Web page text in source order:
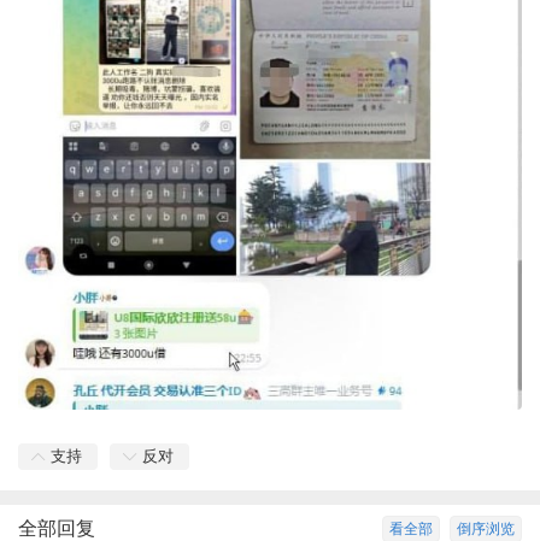
支持 反对
倒序浏览
看全部
全部回复